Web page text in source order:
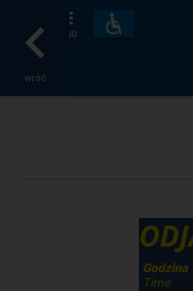
wróć
MENU
Dostępność
i
Godzina
Time